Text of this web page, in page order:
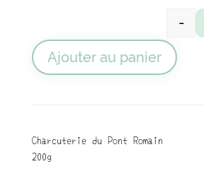
-
Ajouter au panier
Charcuterie du Pont Romain
200g